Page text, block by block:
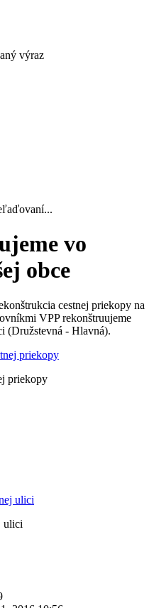
výraz
vo
obce
cestnej priekopy na
VPP rekonštruujeme
(Družstevná - Hlavná).
priekopy
ulici